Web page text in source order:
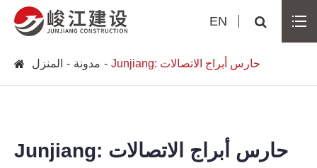
EN
المنزل مدونة Junjiang: حارس أبراج الاتصالات
Junjiang: حارس أبراج الاتصالات